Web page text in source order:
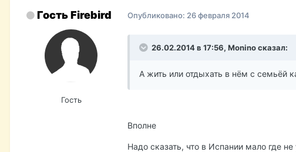
Гость Firebird
Гость
Опубликовано: 26 февраля 2014
26.02.2014 в 17:56, Monino сказал:
А жить или отдыхать в нём с семьёй
Вполне
Надо сказать, что в Испании мало где не